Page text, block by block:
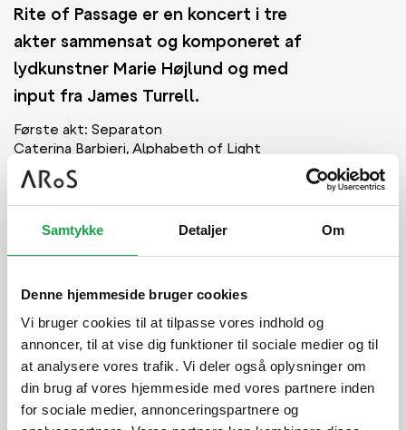
Samtykke Detaljer Om
Denne hjemmeside bruger cookies
Vi bruger cookies til at tilpasse vores indhold og
annoncer, til at vise dig funktioner til sociale medier og til
at analysere vores trafik. Vi deler også oplysninger om
din brug af vores hjemmeside med vores partnere inden
for sociale medier, annonceringspartnere og
Rite of Passage er en koncert i tre
akter sammensat og komponeret af
lydkunstner Marie Højlund og med
input fra James Turrell.
Første akt: Separaton
Caterina Barbieri, Alphabeth of Light
Her præsenteres det elektroniske værk
Alphabet of Light af italienske
Caterina Barbieri, som poetisk
akkompagnerer solnedgangens indledende
Kh Marie Studio, Liminalitet
anledningen af Kh Marie Studio og opført af
12 sangere fra Ensemble Edge Kor.
Tredje akt: Reintegration
String Quartet No. 3 (Mishima) - Movement 2
by Philip Glass, String Quartet No. 3